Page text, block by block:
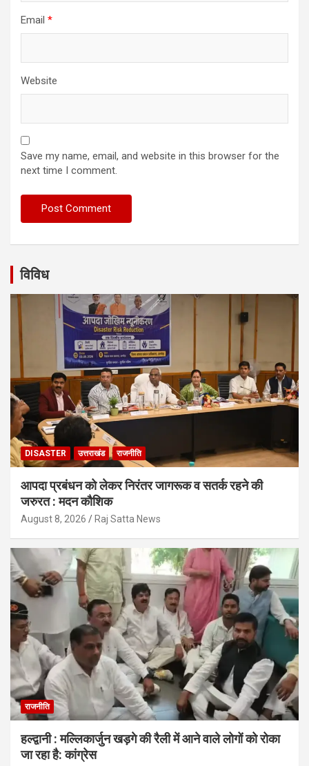
Email *
Website
Save my name, email, and website in this browser for the
next time I comment.
विविध
DISASTER उत्तराखंड राजनीति
आपदा प्रबंधन को लेकर निरंतर जागरूक व सतर्क रहने की
जरुरत : मदन कौशिक
August 8, 2026 Raj Satta News
राजनीति
हल्द्वानी : मल्लिकार्जुन खड़गे की रैली में आने वाले लोगों को रोका
जा रहा है: कांग्रेस